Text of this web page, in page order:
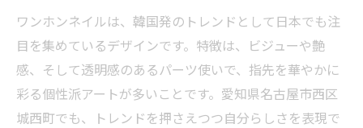
ワンホンネイルは、韓国発のトレンドとして日本でも注
目を集めているデザインです。特徴は、ビジューや艶
感、そして透明感のあるパーツ使いで、指先を華やかに
彩る個性派アートが多いことです。愛知県名古屋市西区
城西町でも、トレンドを押さえつつ自分らしさを表現で